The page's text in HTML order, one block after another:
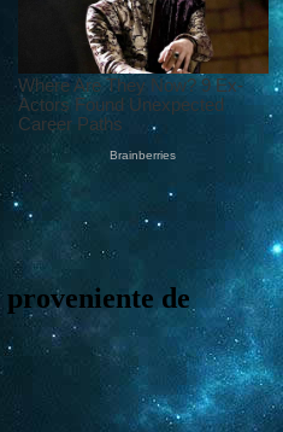
proveniente de